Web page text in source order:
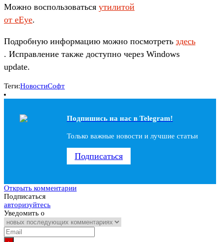
Можно воспользоваться утилитой
от eEye.
Подробную информацию можно посмотреть здесь
. Исправление также доступно через Windows
update.
Теги:НовостиСофт
Подпишись на наc в Telegram!
Только важные новости и лучшие статьи
Подписаться
Открыть комментарии
Подписаться
авторизуйтесь
Уведомить о